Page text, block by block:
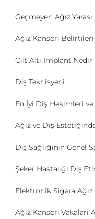
Geçmeyen Ağız
Ağız Kanseri Belirtileri
Cilt Altı İmplant Nedir
Diş Teknisyeni
En İyi Diş Hekimleri
Ağız ve Diş
Diş Sağlığının Genel
Şeker Hastalığı Diş
Elektronik Sigara Ağız
Ağız Kanseri Vakaları